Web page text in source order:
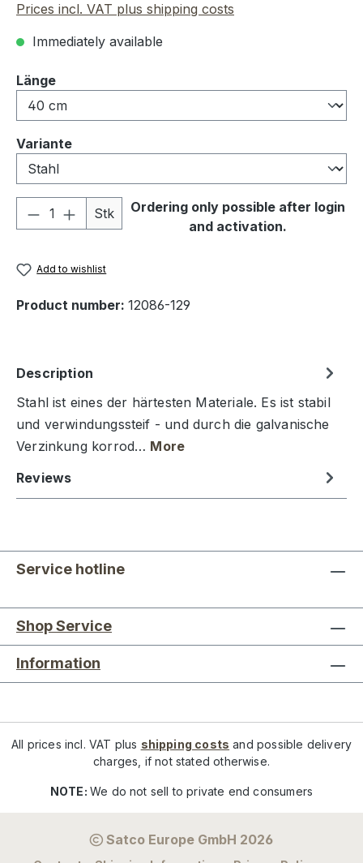
Prices incl. VAT plus shipping costs
Immediately available
Select
Länge
Select
Variante
Product Quantity: Enter the desired
Stk
Ordering only possible after login
and activation.
Add to wishlist
Product number: 12086-129
Description
Stahl ist eines der härtesten Materiale. Es ist stabil
und verwindungssteif - und durch die galvanische
Verzinkung korrod… More
Reviews
Service hotline
Shop Service
Information
All prices incl. VAT plus shipping costs and possible delivery
charges, if not stated otherwise.
NOTE:We do not sell to private end consumers
Satco Europe GmbH 2026